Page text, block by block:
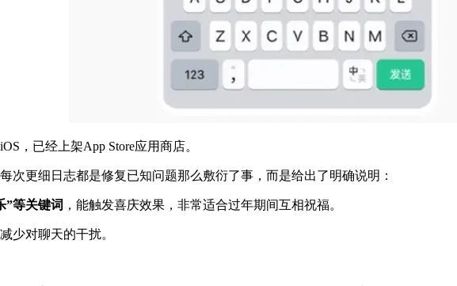
，已经上架App Store应用商店。
次更细日志都是修复已知问题那么敷衍了事，而是给出了明确说明：
”等关键词 ，能触发喜庆效果，非常适合过年期间互相祝福。
减少对聊天的干扰。